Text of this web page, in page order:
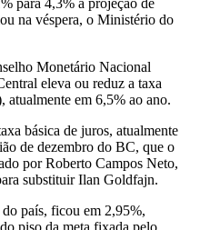
na véspera, o Ministério do
Monetário Nacional
eleva ou reduz a taxa
atualmente em 6,5% ao ano.
básica de juros, atualmente
de dezembro do BC, que o
por Roberto Campos Neto,
substituir Ilan Goldfajn.
país, ficou em 2,95%,
piso da meta fixada pelo